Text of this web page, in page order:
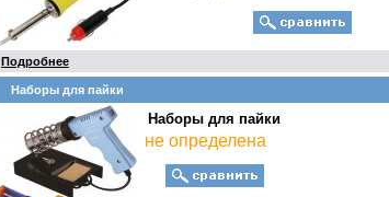
Подробнее
Наборы для пайки
Наборы для пайки
не определена